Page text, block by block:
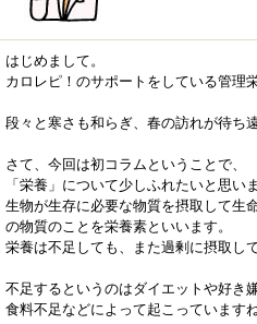
はじめまして。
カロレピ！のサポートをしている管理
段々と寒さも和らぎ、春の訪れが待ち
さて、今回は初コラムということで、
「栄養」について少しふれたいと思いま
生物が生存に必要な物質を摂取して生
の物質のことを栄養素といいます。
栄養は不足しても、また過剰に摂取し
不足するというのはダイエットや好き
食料不足などによって起こっていますね